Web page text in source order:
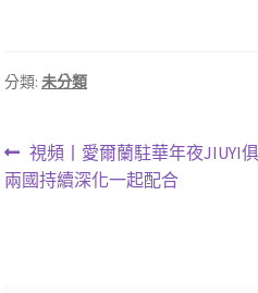
分類:未分類
文
章
上
一
視頻丨愛爾蘭駐華年夜JIUYI
兩國持續深化一起配合